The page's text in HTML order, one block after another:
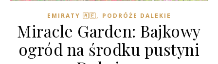
EMIRATY 🇦🇪, PODRÓŻE DALEKIE
Miracle Garden: Bajkowy
ogród na środku pustyni